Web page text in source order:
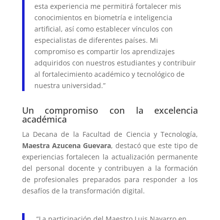
esta experiencia me permitirá fortalecer mis
conocimientos en biometría e inteligencia
artificial, así como establecer vínculos con
especialistas de diferentes países. Mi
compromiso es compartir los aprendizajes
adquiridos con nuestros estudiantes y contribuir
al fortalecimiento académico y tecnológico de
nuestra universidad.”
Un compromiso con la excelencia
académica
La Decana de la Facultad de Ciencia y Tecnología,
Maestra Azucena Guevara, destacó que este tipo de
experiencias fortalecen la actualización permanente
del personal docente y contribuyen a la formación
de profesionales preparados para responder a los
desafíos de la transformación digital.